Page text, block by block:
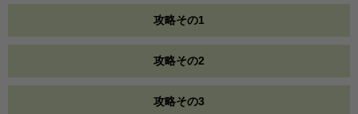
攻略その1
攻略その2
攻略その3